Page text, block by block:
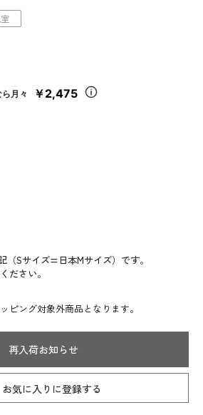
月々 ￥2,475
（Sサイズ=日本Mサイズ）です。
ださい。
ピング対象外商品となります。
再入荷お知らせ
お気に入りに登録する